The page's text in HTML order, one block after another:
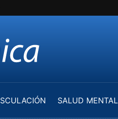
SALUD MENTAL